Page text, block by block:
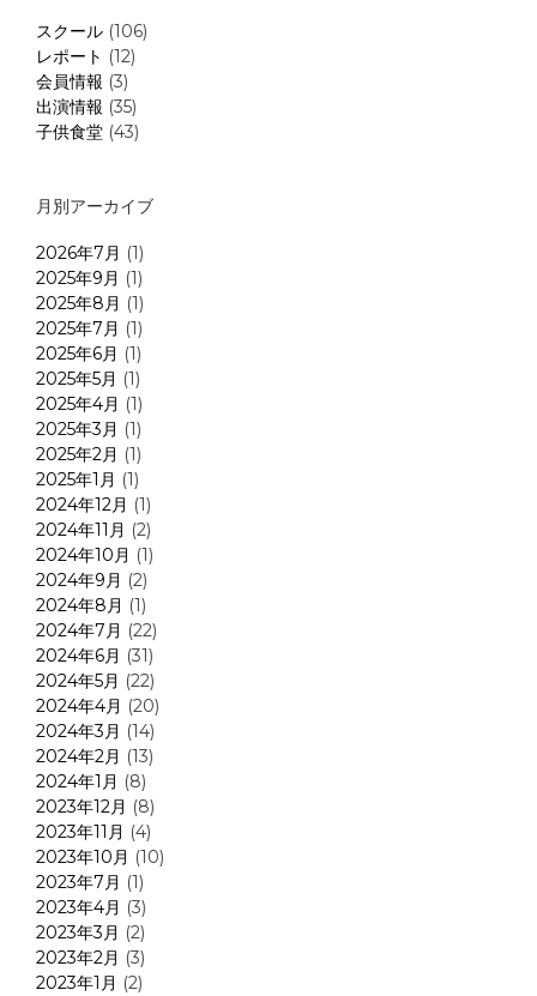
スクール (106)
レポート (12)
会員情報 (3)
出演情報 (35)
子供食堂 (43)
月別アーカイブ
2026年7月 (1)
2025年9月 (1)
2025年8月 (1)
2025年7月 (1)
2025年6月 (1)
2025年5月 (1)
2025年4月 (1)
2025年3月 (1)
2025年2月 (1)
2025年1月 (1)
2024年12月 (1)
2024年11月 (2)
2024年10月 (1)
2024年9月 (2)
2024年8月 (1)
2024年7月 (22)
2024年6月 (31)
2024年5月 (22)
2024年4月 (20)
2024年3月 (14)
2024年2月 (13)
2024年1月 (8)
2023年12月 (8)
2023年11月 (4)
2023年10月 (10)
2023年7月 (1)
2023年4月 (3)
2023年3月 (2)
2023年2月 (3)
2023年1月 (2)